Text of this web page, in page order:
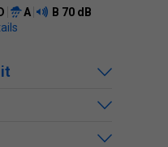
D A B 70 dB